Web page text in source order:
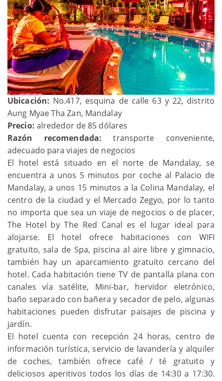
Ubicación: No.417, esquina de calle 63 y 22, distrito
Aung Myae Tha Zan, Mandalay
Precio: alrededor de 85 dólares
Razón recomendada: transporte conveniente,
adecuado para viajes de negocios
El hotel está situado en el norte de Mandalay, se
encuentra a unos 5 minutos por coche al Palacio de
Mandalay, a unos 15 minutos a la Colina Mandalay, el
centro de la ciudad y el Mercado Zegyo, por lo tanto
no importa que sea un viaje de negocios o de placer,
The Hotel by The Red Canal es el lugar ideal para
alojarse. El hotel ofrece habitaciones con WIFI
gratuito, sala de Spa, piscina al aire libre y gimnacio,
también hay un aparcamiento gratuito cercano del
hotel. Cada habitación tiene TV de pantalla plana con
canales vía satélite, Mini-bar, hervidor eletrónico,
baño separado con bañera y secador de pelo, algunas
habitaciones pueden disfrutar paisajes de piscina y
jardín.
El hotel cuenta con recepción 24 horas, centro de
información turística, servicio de lavandería y alquiler
de coches, también ofrece café / té gratuito y
deliciosos aperitivos todos los días de 14:30 a 17:30.